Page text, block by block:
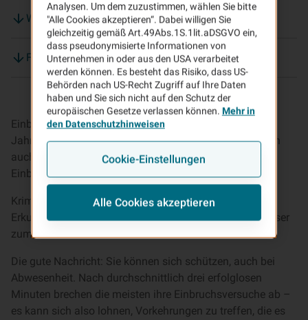
Was tun nach einem Einbruch?
Finanzielle Förderung für Einbruchschutz nutzen
Einbruchsdelikte haben traditionell in der dunklen
Jahreszeit von September bis Januar Hochsaison, doch
auch im Sommer, insbesondere zur Ferienzeit, nutzen
Einbrecher Ihre Chancen.
Kriminelle Täter und Banden machen oftmals gezielte
Erkundungstouren, um passende Wohnungen und Häuser
zum Ausräumen zu identifizieren.
Die gute Nachricht: Sie können sich schützen, auch bei
Abwesenheit. Nach durchschnittlich drei erfolglosen
Minuten brechen die meisten ihre Einbruchsversuche ab ­–
es kann sich also lohnen, Vorkehrungen zu treffen, die es
Analysen. Um dem zuzustimmen, wählen Sie bitte
"Alle Cookies akzeptieren“. Dabei willigen Sie
gleichzeitig gemäß Art.49Abs.1S.1lit.aDSGVO ein,
dass pseudonymisierte Informationen von
Unternehmen in oder aus den USA verarbeitet
werden können. Es besteht das Risiko, dass US-
Behörden nach US-Recht Zugriff auf Ihre Daten
haben und Sie sich nicht auf den Schutz der
europäischen Gesetze verlassen können. Mehr in
den Datenschutzhinweisen
Cookie-Einstellungen
Alle Cookies akzeptieren